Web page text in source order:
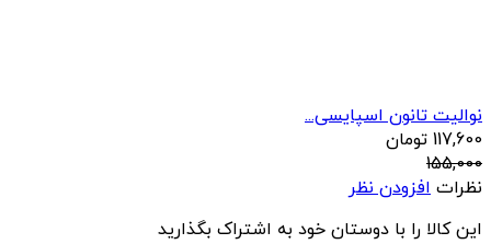
نوالیت تانون اسپایسی...
117,600 تومان
155,000
نظرات افزودن نظر
این کالا را با دوستان خود به اشتراک بگذارید